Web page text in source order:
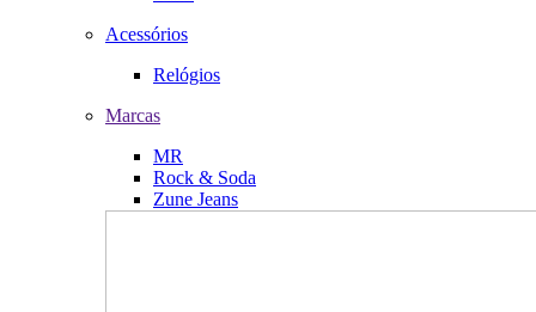
Acessórios
Relógios
Marcas
MR
Rock & Soda
Zune Jeans